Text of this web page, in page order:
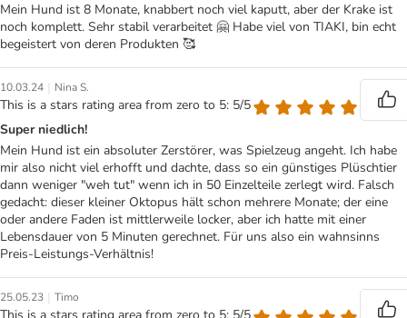
Mein Hund ist 8 Monate, knabbert noch viel kaputt, aber der Krake ist
noch komplett. Sehr stabil verarbeitet 🤗 Habe viel von TIAKI, bin echt
begeistert von deren Produkten 🥰
10.03.24 | Nina S.
This is a stars rating area from zero to 5: 5/5
Super niedlich!
Mein Hund ist ein absoluter Zerstörer, was Spielzeug angeht. Ich habe
mir also nicht viel erhofft und dachte, dass so ein günstiges Plüschtier
dann weniger "weh tut" wenn ich in 50 Einzelteile zerlegt wird. Falsch
gedacht: dieser kleiner Oktopus hält schon mehrere Monate; der eine
oder andere Faden ist mittlerweile locker, aber ich hatte mit einer
Lebensdauer von 5 Minuten gerechnet. Für uns also ein wahnsinns
Preis-Leistungs-Verhältnis!
25.05.23 | Timo